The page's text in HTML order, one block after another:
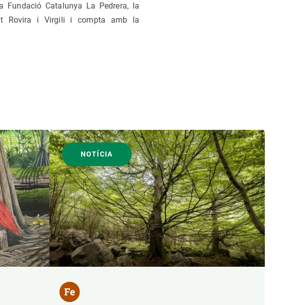
Catalunya La Pedrera, la
Rovira i Virgili i compta amb la
NOTÍCIA